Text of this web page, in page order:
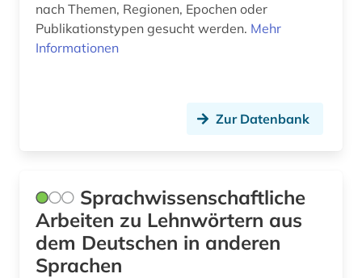
literaturwissenschaft (2)
menschenrecht (1)
militär (2)
militärwissenschaft (1)
nach Themen, Regionen, Epochen oder
Publikationstypen gesucht werden. Mehr
Informationen
Zur Datenbank
Sprachwissenschaftliche
Arbeiten zu Lehnwörtern aus
dem Deutschen in anderen
Sprachen